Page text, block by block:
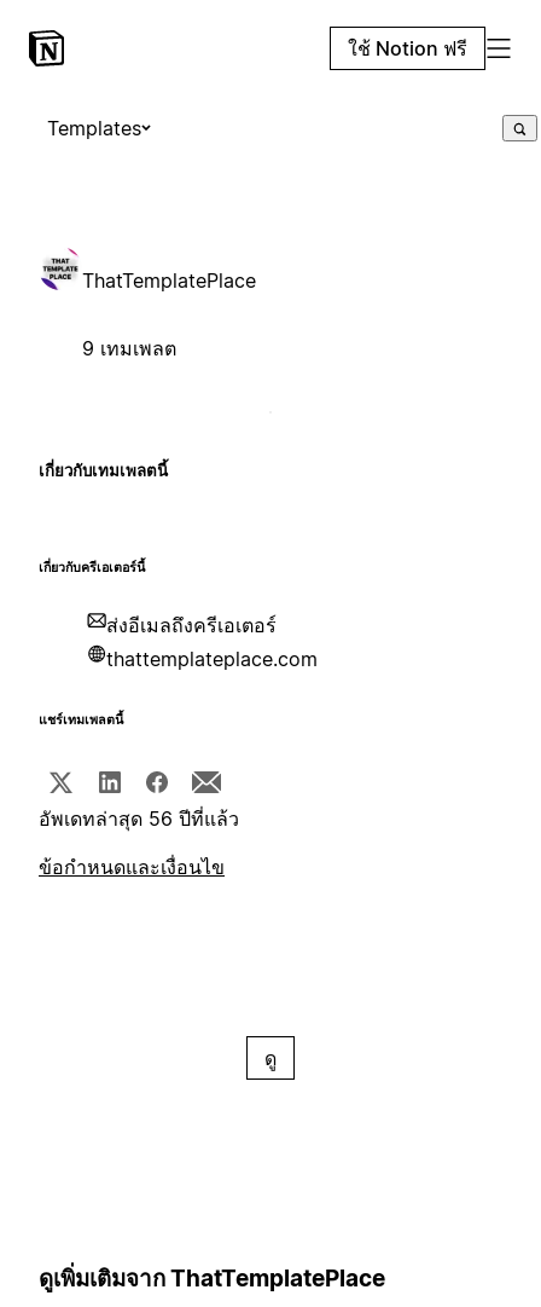
ใช้ Notion ฟรี
Templates
ThatTemplatePlace
9 เทมเพลต
เกี่ยวกับเทมเพลตนี้
เกี่ยวกับครีเอเตอร์นี้
ส่งอีเมลถึงครีเอเตอร์
thattemplateplace.com
แชร์เทมเพลตนี้
อัพเดทล่าสุด 56 ปีที่แล้ว
ข้อกำหนดและเงื่อนไข
ดู
ดูเพิ่มเติมจาก ThatTemplatePlace